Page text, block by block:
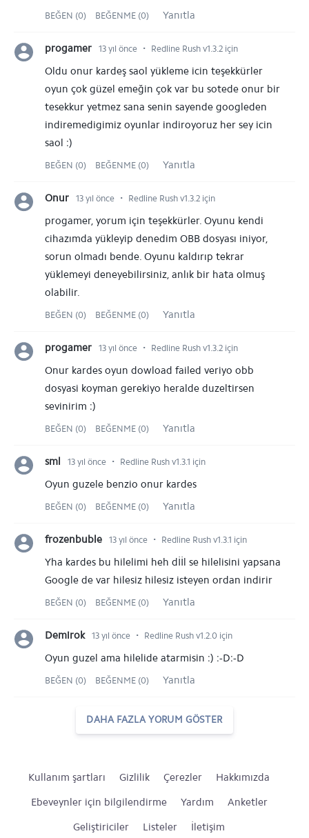
BEĞEN (0) BEĞENME (0) Yanıtla
progamer 13 yıl önce ⋅ Redline Rush v1.3.2 için
Oldu onur kardeş saol yükleme icin teşekkürler
oyun çok güzel emeğin çok var bu sotede onur bir
tesekkur yetmez sana senin sayende googleden
indiremedigimiz oyunlar indiroyoruz her sey icin
saol :)
BEĞEN (0) BEĞENME (0) Yanıtla
Onur 13 yıl önce ⋅ Redline Rush v1.3.2 için
progamer, yorum için teşekkürler. Oyunu kendi
cihazımda yükleyip denedim OBB dosyası iniyor,
sorun olmadı bende. Oyunu kaldırıp tekrar
yüklemeyi deneyebilirsiniz, anlık bir hata olmuş
olabilir.
BEĞEN (0) BEĞENME (0) Yanıtla
progamer 13 yıl önce ⋅ Redline Rush v1.3.2 için
Onur kardes oyun dowload failed veriyo obb
dosyasi koyman gerekiyo heralde duzeltirsen
sevinirim :)
BEĞEN (0) BEĞENME (0) Yanıtla
sml 13 yıl önce ⋅ Redline Rush v1.3.1 için
Oyun guzele benzio onur kardes
BEĞEN (0) BEĞENME (0) Yanıtla
frozenbuble 13 yıl önce ⋅ Redline Rush v1.3.1 için
Yha kardes bu hilelimi heh dİİl se hilelisini yapsana
Google de var hilesiz hilesiz isteyen ordan indirir
BEĞEN (0) BEĞENME (0) Yanıtla
Demirok 13 yıl önce ⋅ Redline Rush v1.2.0 için
Oyun guzel ama hilelide atarmisin :) :-D:-D
BEĞEN (0) BEĞENME (0) Yanıtla
DAHA FAZLA YORUM GÖSTER
Kullanım şartları Gizlilik Çerezler
Hakkımızda
Ebeveynler için bilgilendirme
Yardım
Anketler
Geliştiriciler
Listeler İletişim